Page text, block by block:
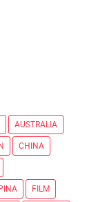
AUSTRALIA
CHINA
FILM